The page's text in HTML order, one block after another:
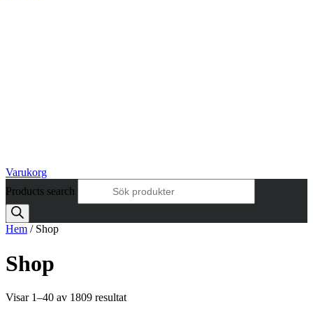
Varukorg
Products search
Hem / Shop
Shop
Visar 1–40 av 1809 resultat